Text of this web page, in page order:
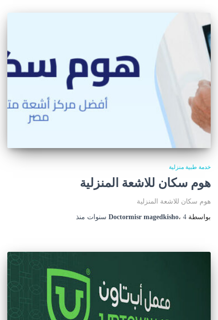
خدمة طبية منزلية
هوم سكان للاشعة المنزلية
هوم سكان للاشعة المنزلية
بواسطة Doctormisr magedkisho، 4 سنوات منذ